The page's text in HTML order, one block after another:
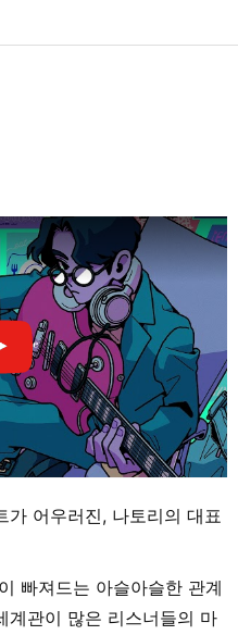
가 어우러진, 나토리의 대표
빠져드는 아슬아슬한 관계
계관이 많은 리스너들의 마